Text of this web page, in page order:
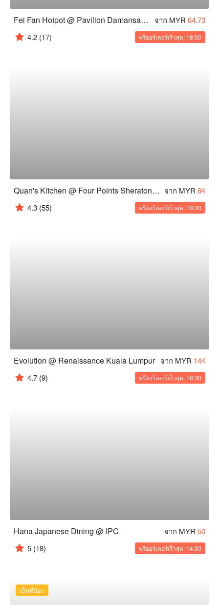
Fei Fan Hotpot @ Pavilion Damansara Heights จาก MYR 64.73
4.2 (17) พรีออร์เดอร์เร็วสุด: 18:00
Quan's Kitchen @ Four Points Sheraton Chinatown, KL จาก MYR 84
4.3 (55) พรีออร์เดอร์เร็วสุด: 18:30
Evolution @ Renaissance Kuala Lumpur จาก MYR 144
4.7 (9) พรีออร์เดอร์เร็วสุด: 18:30
Hana Japanese Dining @ IPC จาก MYR 50
5 (18) พรีออร์เดอร์เร็วสุด: 14:30
เป็นที่นิยม